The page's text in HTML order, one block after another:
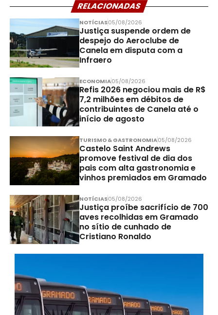
RELACIONADAS
NOTÍCIAS05/08/2026
Justiça suspende ordem de
despejo do Aeroclube de
Canela em disputa com a
Infraero
ECONOMIA05/08/2026
Refis 2026 negociou mais de R$
7,2 milhões em débitos de
contribuintes de Canela até o
início de agosto
TURISMO & GASTRONOMIA05/08/2026
Castelo Saint Andrews
promove festival de dia dos
pais com alta gastronomia e
vinhos premiados em Gramado
NOTÍCIAS05/08/2026
Justiça proíbe sacrifício de 700
aves recolhidas em Gramado
no sítio de cunhado de
Cristiano Ronaldo